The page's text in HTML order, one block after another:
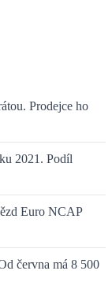
Prodejce ho
2021. Podíl
Euro NCAP
června má 8 500